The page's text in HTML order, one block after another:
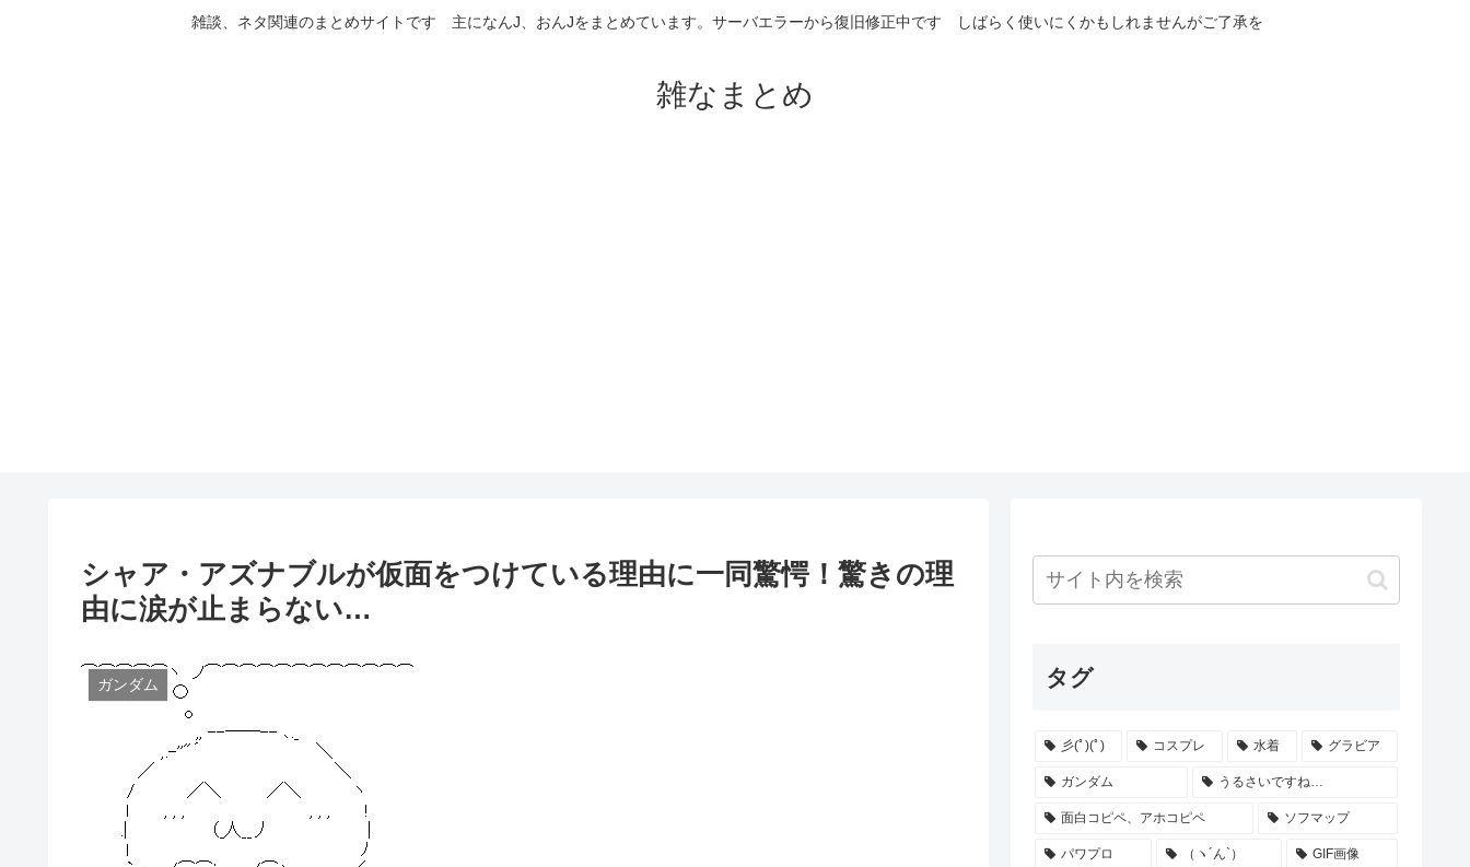
雑談、ネタ関連のまとめサイトです 主になんJ、おんJをまとめています。サーバエラーから復旧修正中です しばらく使いにくかもしれませんがご了承を
雑なまとめ
シャア・アズナブルが仮面をつけている理由に一同驚愕！驚きの理
由に涙が止まらない…
ガンダム タグ
彡(ﾟ)(ﾟ) コスプレ 水着 グラビア
ガンダム うるさいですね…
面白コピペ、アホコピペ ソフマップ
パワプロ （ヽ´ん`） GIF画像